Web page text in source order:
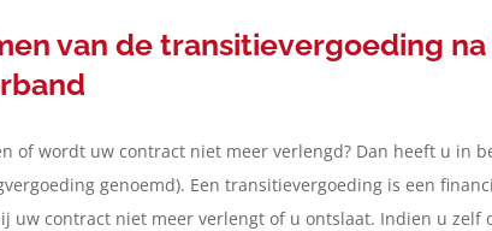
van de transitievergoeding
of wordt uw contract niet meer verlengd? Dan heeft u in
genoemd). Een transitievergoeding is een
uw contract niet meer verlengt of u ontslaat. Indien u zelf